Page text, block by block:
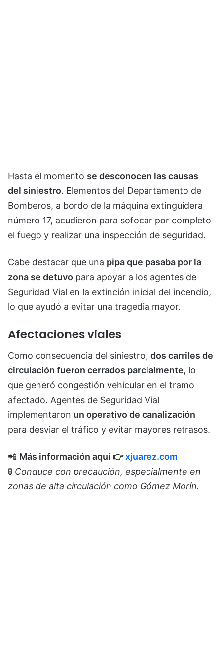
Hasta el momento se desconocen las causas
del siniestro. Elementos del Departamento de
Bomberos, a bordo de la máquina extinguidera
número 17, acudieron para sofocar por completo
el fuego y realizar una inspección de seguridad.
Cabe destacar que una pipa que pasaba por la
zona se detuvo para apoyar a los agentes de
Seguridad Vial en la extinción inicial del incendio,
lo que ayudó a evitar una tragedia mayor.
Afectaciones viales
Como consecuencia del siniestro, dos carriles de
circulación fueron cerrados parcialmente, lo
que generó congestión vehicular en el tramo
afectado. Agentes de Seguridad Vial
implementaron un operativo de canalización
para desviar el tráfico y evitar mayores retrasos.
📲 Más información aquí 👉xjuarez.com
🚦 Conduce con precaución, especialmente en
zonas de alta circulación como Gómez Morín.